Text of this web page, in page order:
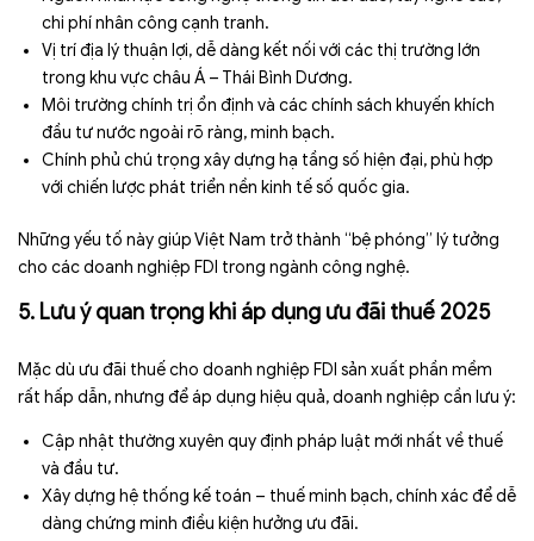
chi phí nhân công cạnh tranh.
Vị trí địa lý thuận lợi, dễ dàng kết nối với các thị trường lớn
trong khu vực châu Á – Thái Bình Dương.
Môi trường chính trị ổn định và các chính sách khuyến khích
đầu tư nước ngoài rõ ràng, minh bạch.
Chính phủ chú trọng xây dựng hạ tầng số hiện đại, phù hợp
với chiến lược phát triển nền kinh tế số quốc gia.
Những yếu tố này giúp Việt Nam trở thành “bệ phóng” lý tưởng
cho các doanh nghiệp FDI trong ngành công nghệ.
5. Lưu ý quan trọng khi áp dụng ưu đãi thuế 2025
Mặc dù ưu đãi thuế cho doanh nghiệp FDI sản xuất phần mềm
rất hấp dẫn, nhưng để áp dụng hiệu quả, doanh nghiệp cần lưu ý:
Cập nhật thường xuyên quy định pháp luật mới nhất về thuế
và đầu tư.
Xây dựng hệ thống kế toán – thuế minh bạch, chính xác để dễ
dàng chứng minh điều kiện hưởng ưu đãi.